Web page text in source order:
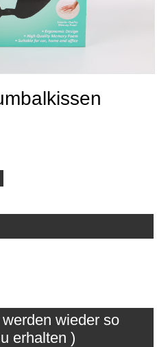
wieder so
erhalten )